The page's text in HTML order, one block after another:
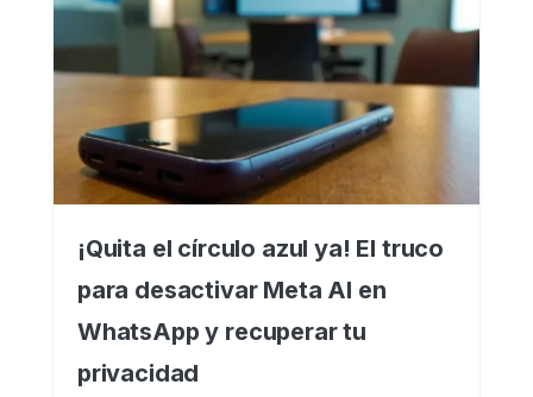
¡Quita el círculo azul ya! El truco
para desactivar Meta AI en
WhatsApp y recuperar tu
privacidad